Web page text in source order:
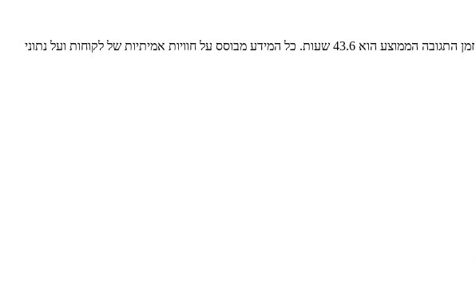
בעמוד זה מרוכזות הביקורות, הדירוגים ומדדי המענה של 019 מובייל. לפי הנתונים שלנו 019 מובייל משיבה לכ-100% מהפניות. זמן התגובה הממוצע הוא 43.6 שעות. כל המידע מבוסס על חוויות אמיתיות של לקוחות ועל נתוני